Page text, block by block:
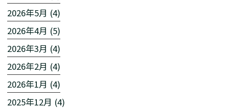
2026年5月 (4)
2026年4月 (5)
2026年3月 (4)
2026年2月 (4)
2026年1月 (4)
2025年12月 (4)